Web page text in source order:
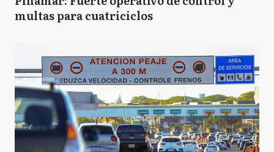
multas para cuatriciclos